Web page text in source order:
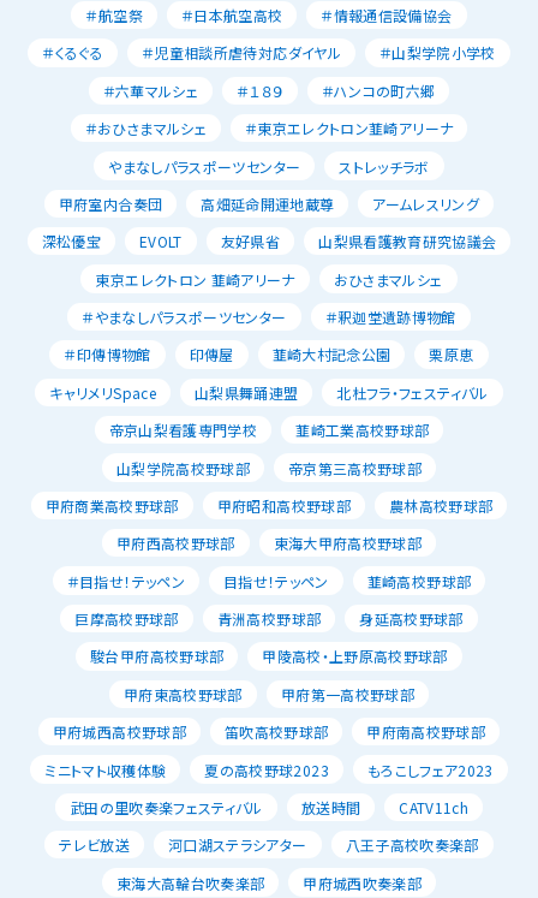
＃航空祭
＃日本航空高校
＃情報通信設備協会
＃くるぐる
＃児童相談所虐待対応ダイヤル
＃山梨学院小学校
＃六華マルシェ
＃１８９
＃ハンコの町六郷
＃おひさまマルシェ
＃東京エレクトロン韮崎アリーナ
やまなしパラスポーツセンター
ストレッチラボ
甲府室内合奏団
高畑延命開運地蔵尊
アームレスリング
深松優宝
EVOLT 友好県省
山梨県看護教育研究協議会
東京エレクトロン 韮崎アリーナ
おひさまマルシェ
＃やまなしパラスポーツセンター
＃釈迦堂遺跡博物館
＃印傳博物館
印傳屋 韮崎大村記念公園
栗原恵
キャリメリSpace
山梨県舞踊連盟
北杜フラ・フェスティバル
帝京山梨看護専門学校
韮崎工業高校野球部
山梨学院高校野球部
帝京第三高校野球部
甲府商業高校野球部
甲府昭和高校野球部
農林高校野球部
甲府西高校野球部
東海大甲府高校野球部
＃目指せ！テッペン
目指せ！テッペン
韮崎高校野球部
巨摩高校野球部
青洲高校野球部
身延高校野球部
駿台甲府高校野球部
甲陵高校・上野原高校野球部
甲府東高校野球部
甲府第一高校野球部
甲府城西高校野球部
笛吹高校野球部
甲府南高校野球部
ミニトマト収穫体験
夏の高校野球2023
もろこしフェア2023
武田の里吹奏楽フェスティバル
放送時間
CATV11ch
テレビ放送
河口湖ステラシアター
八王子高校吹奏楽部
東海大高輪台吹奏楽部
甲府城西吹奏楽部